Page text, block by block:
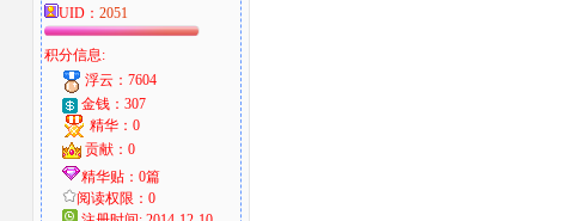
UID： 2051
积分信息:
浮云：7604
金钱：307
精华：0
贡献：0
精华贴：0篇
阅读权限：0